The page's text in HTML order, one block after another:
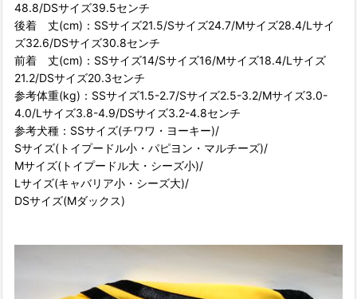
48.8/DSサイズ39.5センチ
後着 丈(cm)：SSサイズ21.5/Sサイズ24.7/Mサイズ28.4/Lサイ
ズ32.6/DSサイズ30.8センチ
前着 丈(cm)：SSサイズ14/Sサイズ16/Mサイズ18.4/Lサイズ
21.2/DSサイズ20.3センチ
参考体重(kg)：SSサイズ1.5-2.7/Sサイズ2.5-3.2/Mサイズ3.0-
4.0/Lサイズ3.8-4.9/DSサイズ3.2-4.8センチ
参考犬種：SSサイズ(チワワ・ヨーキー)/
Sサイズ(トイプードル小・パピヨン・マルチーズ)/
Mサイズ(トイプードル大・シーズ小)/
Lサイズ(キャバリア小・シーズ大)/
DSサイズ(Mダックス)